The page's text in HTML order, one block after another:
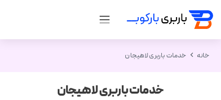
خانه خدمات باربری لاهیجان
خدمات باربری لاهیجان